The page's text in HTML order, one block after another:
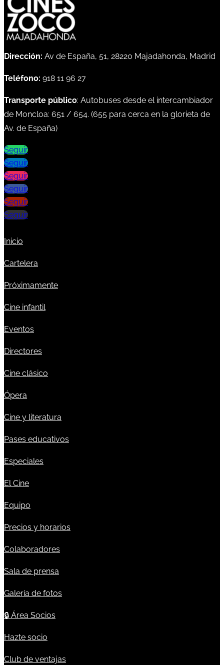
Dirección: Av de España, 51, 28220 Majadahonda, Madrid
Teléfono: 918 11 96 27
Transporte público: Autobuses desde el intercambiador
de Moncloa: 651 / 654. (655 para cerca en la glorieta de
Av. de España)
Seguir
Seguir
Seguir
Seguir
Seguir
Seguir
Inicio
Cartelera
Próximamente
Cine infantil
Eventos
Directores
Cine clásico
Ópera
Cine y literatura
Pases educativos
Especiales
El Cine
Equipo
Precios y horarios
Colaboradores
Sala de prensa
Galería de fotos
🔒 Área Socios
Hazte socio
Club de ventajas